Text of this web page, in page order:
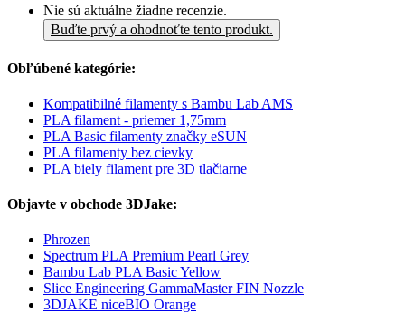
Nie sú aktuálne žiadne recenzie.
Buďte prvý a ohodnoťte tento produkt.
Obľúbené kategórie:
Kompatibilné filamenty s Bambu Lab AMS
PLA filament - priemer 1,75mm
PLA Basic filamenty značky eSUN
PLA filamenty bez cievky
PLA biely filament pre 3D tlačiarne
Objavte v obchode 3DJake:
Phrozen
Spectrum PLA Premium Pearl Grey
Bambu Lab PLA Basic Yellow
Slice Engineering GammaMaster FIN Nozzle
3DJAKE niceBIO Orange